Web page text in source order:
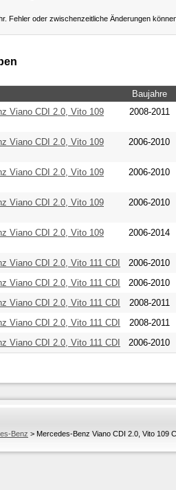
Fehler oder zwischenzeitliche Änderungen
Baujahre
Viano CDI 2.0, Vito 109
2008-2011
Viano CDI 2.0, Vito 109
2006-2010
Viano CDI 2.0, Vito 109
2006-2010
Viano CDI 2.0, Vito 109
2006-2010
Viano CDI 2.0, Vito 109
2006-2014
Viano CDI 2.0, Vito 111 CDI
2006-2010
Viano CDI 2.0, Vito 111 CDI
2006-2010
Viano CDI 2.0, Vito 111 CDI
2008-2011
Viano CDI 2.0, Vito 111 CDI
2008-2011
Viano CDI 2.0, Vito 111 CDI 2006-2010
Benz > Mercedes-Benz Viano CDI 2.0, Vito 109